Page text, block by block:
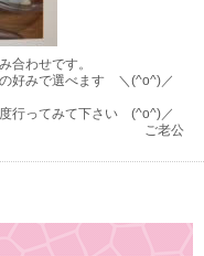
合わせです。
好みで選べます ＼(^o^)／
行ってみて下さい (^o^)／
公